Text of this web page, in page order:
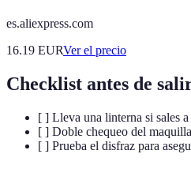
es.aliexpress.com
16.19 EURVer el precio
Checklist antes de
[ ] Lleva una linterna si sales
[ ] Doble chequeo del
[ ] Prueba el disfraz para